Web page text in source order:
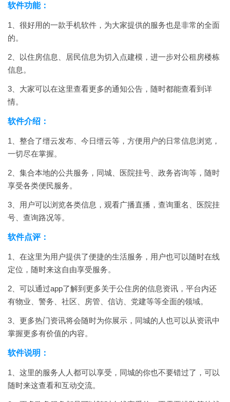
软件功能：
1、很好用的一款手机软件，为大家提供的服务也是非常的全面
的。
2、以住房信息、居民信息为切入点建模，进一步对公租房楼栋
信息。
3、大家可以在这里查看更多的通知公告，随时都能查看到详
情。
软件介绍：
1、整合了缙云发布、今日缙云等，方便用户的日常信息浏览，
一切尽在掌握。
2、集合本地的公共服务，同城、医院挂号、政务咨询等，随时
享受各类便民服务。
3、用户可以浏览各类信息，观看广播直播，查询重名、医院挂
号、查询路况等。
软件点评：
1、在这里为用户提供了便捷的生活服务，用户也可以随时在线
定位，随时来这自由享受服务。
2、可以通过app了解到更多关于公住房的信息资讯，平台内还
有物业、警务、社区、房管、信访、党建等等全面的领域。
3、更多热门资讯将会随时为你展示，同城的人也可以从资讯中
掌握更多有价值的内容。
软件说明：
1、这里的服务人人都可以享受，同城的你也不要错过了，可以
随时来这查看和互动交流。